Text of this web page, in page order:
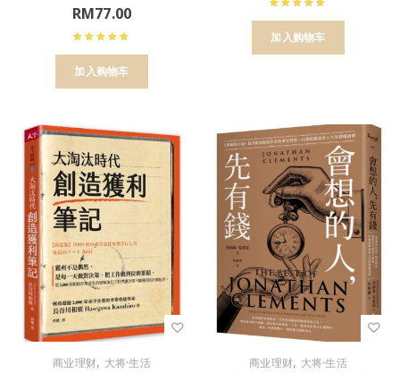
RM77.00
加入购物车
加入购物车
商业理财, 大将·生活 商业理财, 大将·生活